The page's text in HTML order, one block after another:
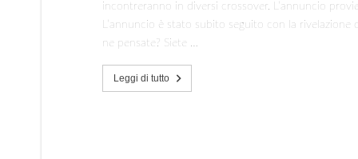
incontreranno in diversi crossover. L’annuncio
L’annuncio è stato subito seguito con la
ne pensate? Siete …
Leggi di tutto